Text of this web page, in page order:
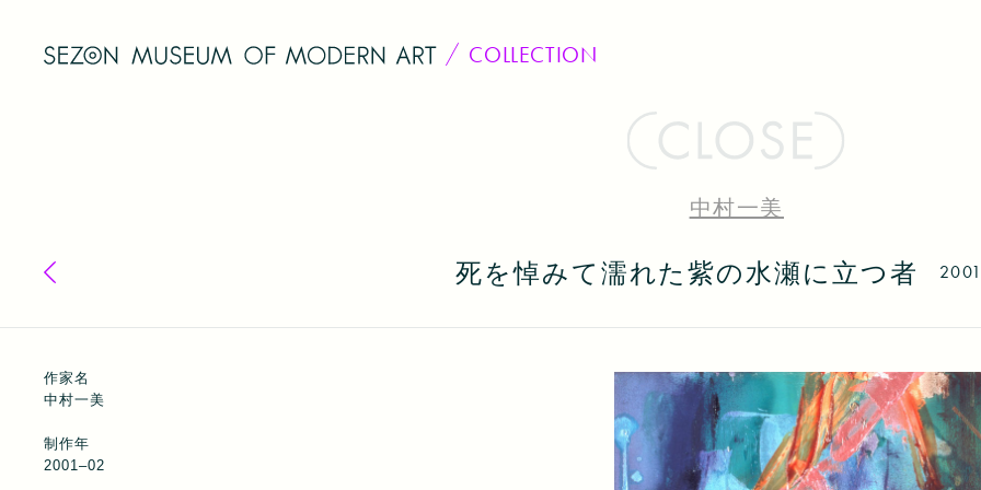
COLLECTION
コレクション一覧へ戻る
中村一美
死を悼みて濡れた紫の水瀬に立つ者
作家名
中村一美
制作年
2001–02